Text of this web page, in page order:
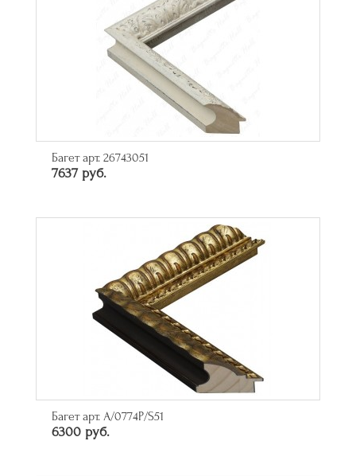
Багет арт. 26743051
7637 руб.
Багет арт. A/0774P/S51
6300 руб.